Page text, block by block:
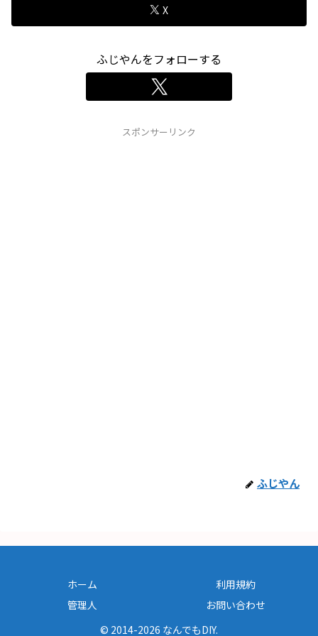
X
ふじやんをフォローする
スポンサーリンク
ふじやん
ホーム
利用規約
管理人
お問い合わせ
© 2014-2026 なんでもDIY.